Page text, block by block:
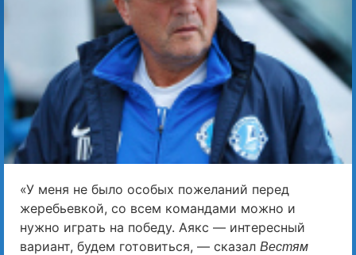
«У меня не было особых пожеланий перед
жеребьевкой, со всем командами можно и
нужно играть на победу. Аякс — интересный
вариант, будем готовиться, — сказал Вестям